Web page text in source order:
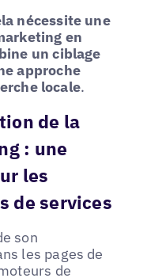
nécessite une
en
un ciblage
approche
locale.
de la
: une
les
de services
son
les pages de
de